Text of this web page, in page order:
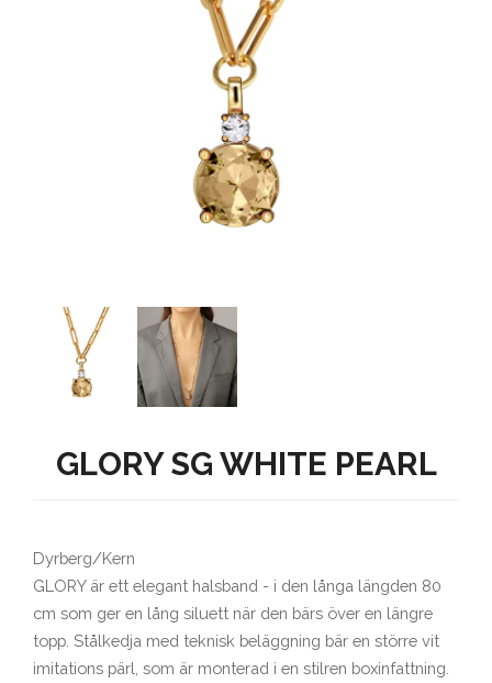
GLORY SG WHITE PEARL
Dyrberg/Kern
GLORY är ett elegant halsband - i den långa längden 80
cm som ger en lång siluett när den bärs över en längre
topp. Stålkedja med teknisk beläggning bär en större vit
imitations pärl, som är monterad i en stilren boxinfattning.